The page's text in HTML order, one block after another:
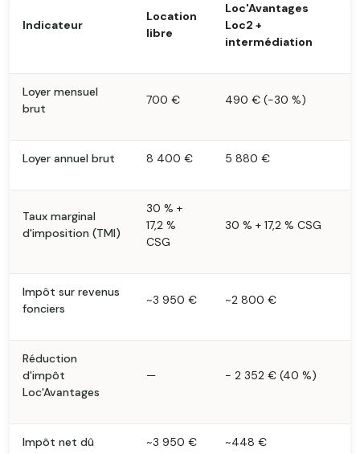
Indicateur
Location
libre
Loc'Avantages
Loc2 +
intermédiation
Loyer mensuel
brut
700 € 490 € (−30 %)
Loyer annuel brut 8 400 € 5 880 €
Taux marginal
d'imposition (TMI)
30 % +
17,2 %
CSG
30 % + 17,2 % CSG
Impôt sur revenus
fonciers
~3 950 € ~2 800 €
Réduction
d'impôt
Loc'Avantages
— − 2 352 € (40 %)
Impôt net dû ~3 950 € ~448 €